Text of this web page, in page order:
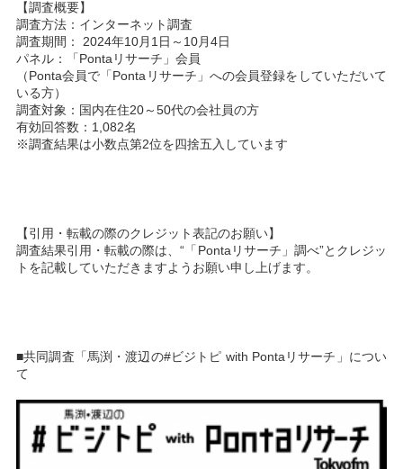
【調査概要】
調査方法：インターネット調査
調査期間： 2024年10月1日～10月4日
パネル：「Pontaリサーチ」会員
（Ponta会員で「Pontaリサーチ」への会員登録をしていただいて
いる方）
調査対象：国内在住20～50代の会社員の方
有効回答数：1,082名
※調査結果は小数点第2位を四捨五入しています
【引用・転載の際のクレジット表記のお願い】
調査結果引用・転載の際は、“「Pontaリサーチ」調べ”とクレジッ
トを記載していただきますようお願い申し上げます。
■共同調査「馬渕・渡辺の#ビジトピ with Pontaリサーチ」につい
て